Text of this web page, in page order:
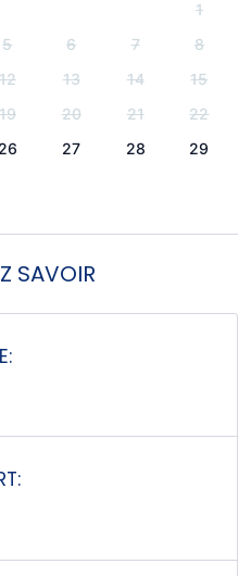
1
5 6 7
8
12 13 14
15
19 20 21
22
26 27 28
29
SAVOIR